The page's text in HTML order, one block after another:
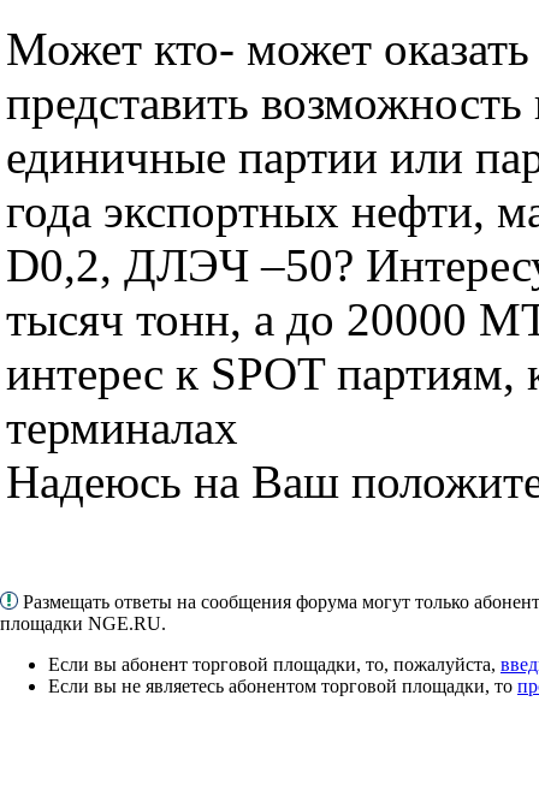
Может кто- может
представить возможность
единичные партии или
года экспортных нефти,
D0,2, ДЛЭЧ –50?
тысяч тонн, а до 20000
интерес к SPOT партиям,
терминалах
Надеюсь на Ваш
Размещать ответы на сообщения форума могут только
площадки NGE.RU.
Если вы абонент торговой площадки, то, пожалуйста,
Если вы не являетесь абонентом торговой площадки, то